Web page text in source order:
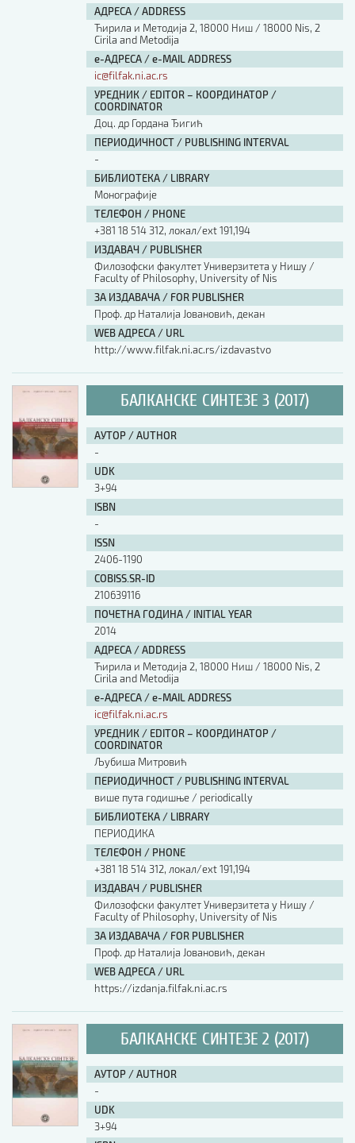
АДРЕСА / ADDRESS
Ћирила и Методија 2, 18000 Ниш / 18000 Nis, 2
Cirila and Metodija
е-АДРЕСА / e-MAIL ADDRESS
ic@filfak.ni.ac.rs
УРЕДНИК / EDITOR – КООРДИНАТОР /
COORDINATOR
Доц. др Гордана Ђигић
ПЕРИОДИЧНОСТ / PUBLISHING INTERVAL
-
БИБЛИОТЕКА / LIBRARY
Монографије
ТЕЛЕФОН / PHONE
+381 18 514 312, локал/ext 191,194
ИЗДАВАЧ / PUBLISHER
Филозофски факултет Универзитета у Нишу /
Faculty of Philosophy, University of Nis
ЗА ИЗДАВАЧА / FOR PUBLISHER
Проф. др Наталија Јовановић, декан
WEB АДРЕСА / URL
http://www.filfak.ni.ac.rs/izdavastvo
БАЛКАНСКЕ СИНТЕЗЕ 3 (2017)
АУТОР / AUTHOR
-
UDK
3+94
ISBN
-
ISSN
2406-1190
COBISS.SR-ID
210639116
ПОЧЕТНА ГОДИНА / INITIAL YEAR
2014
АДРЕСА / ADDRESS
Ћирила и Методија 2, 18000 Ниш / 18000 Nis, 2
Cirila and Metodija
е-АДРЕСА / e-MAIL ADDRESS
ic@filfak.ni.ac.rs
УРЕДНИК / EDITOR – КООРДИНАТОР /
COORDINATOR
Љубиша Митровић
ПЕРИОДИЧНОСТ / PUBLISHING INTERVAL
више пута годишње / periodically
БИБЛИОТЕКА / LIBRARY
ПЕРИОДИКА
ТЕЛЕФОН / PHONE
+381 18 514 312, локал/ext 191,194
ИЗДАВАЧ / PUBLISHER
Филозофски факултет Универзитета у Нишу /
Faculty of Philosophy, University of Nis
ЗА ИЗДАВАЧА / FOR PUBLISHER
Проф. др Наталија Јовановић, декан
WEB АДРЕСА / URL
https://izdanja.filfak.ni.ac.rs
БАЛКАНСКЕ СИНТЕЗЕ 2 (2017)
АУТОР / AUTHOR
-
UDK
3+94